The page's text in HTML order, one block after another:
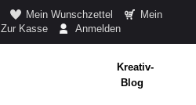
Mein Wunschzettel
Mein
Zur Kasse Anmelden
Kreativ-
Blog